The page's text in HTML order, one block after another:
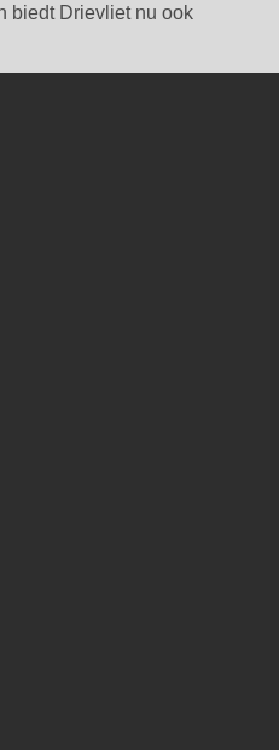
biedt Drievliet nu ook